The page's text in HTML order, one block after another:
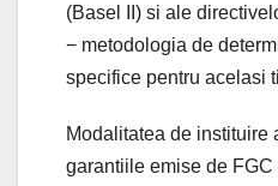
(Basel II) si ale
− metodologia de
specifice pentru acelasi
Modalitatea de instituire
garantiile emise de FGC